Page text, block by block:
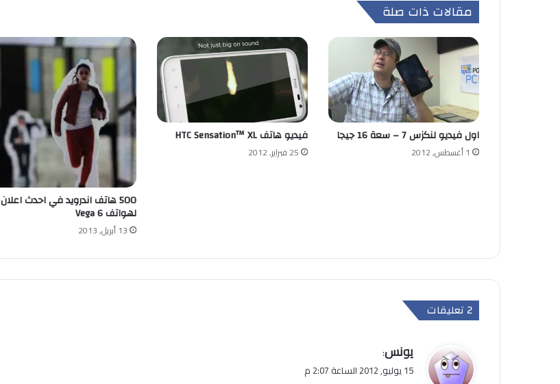
مقالات ذات صلة
اول فيديو لنكزس 7 – سعة 16 جيجا
1 أغسطس, 2012
فيديو هاتف HTC Sensation™ XL
25 فبراير, 2012
500 هاتف اندرويد في احدث اعلان
لهواتف Vega 6
13 أبريل, 2013
‫2 تعليقات
ي
ق
يونس:
15 يوليو, 2012 الساعة 2:07 م